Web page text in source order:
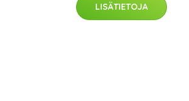
LISÄTIETOJA